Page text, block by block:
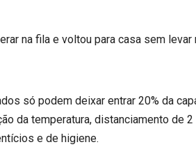
na fila e voltou para casa sem levar
só podem deixar entrar 20% da
da temperatura, distanciamento de
e de higiene.